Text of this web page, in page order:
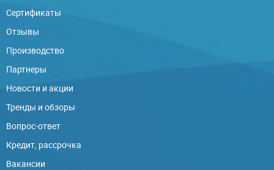
Сертификаты
Отзывы
Производство
Партнеры
Новости и акции
Тренды и обзоры
Вопрос-ответ
Кредит, рассрочка
Вакансии